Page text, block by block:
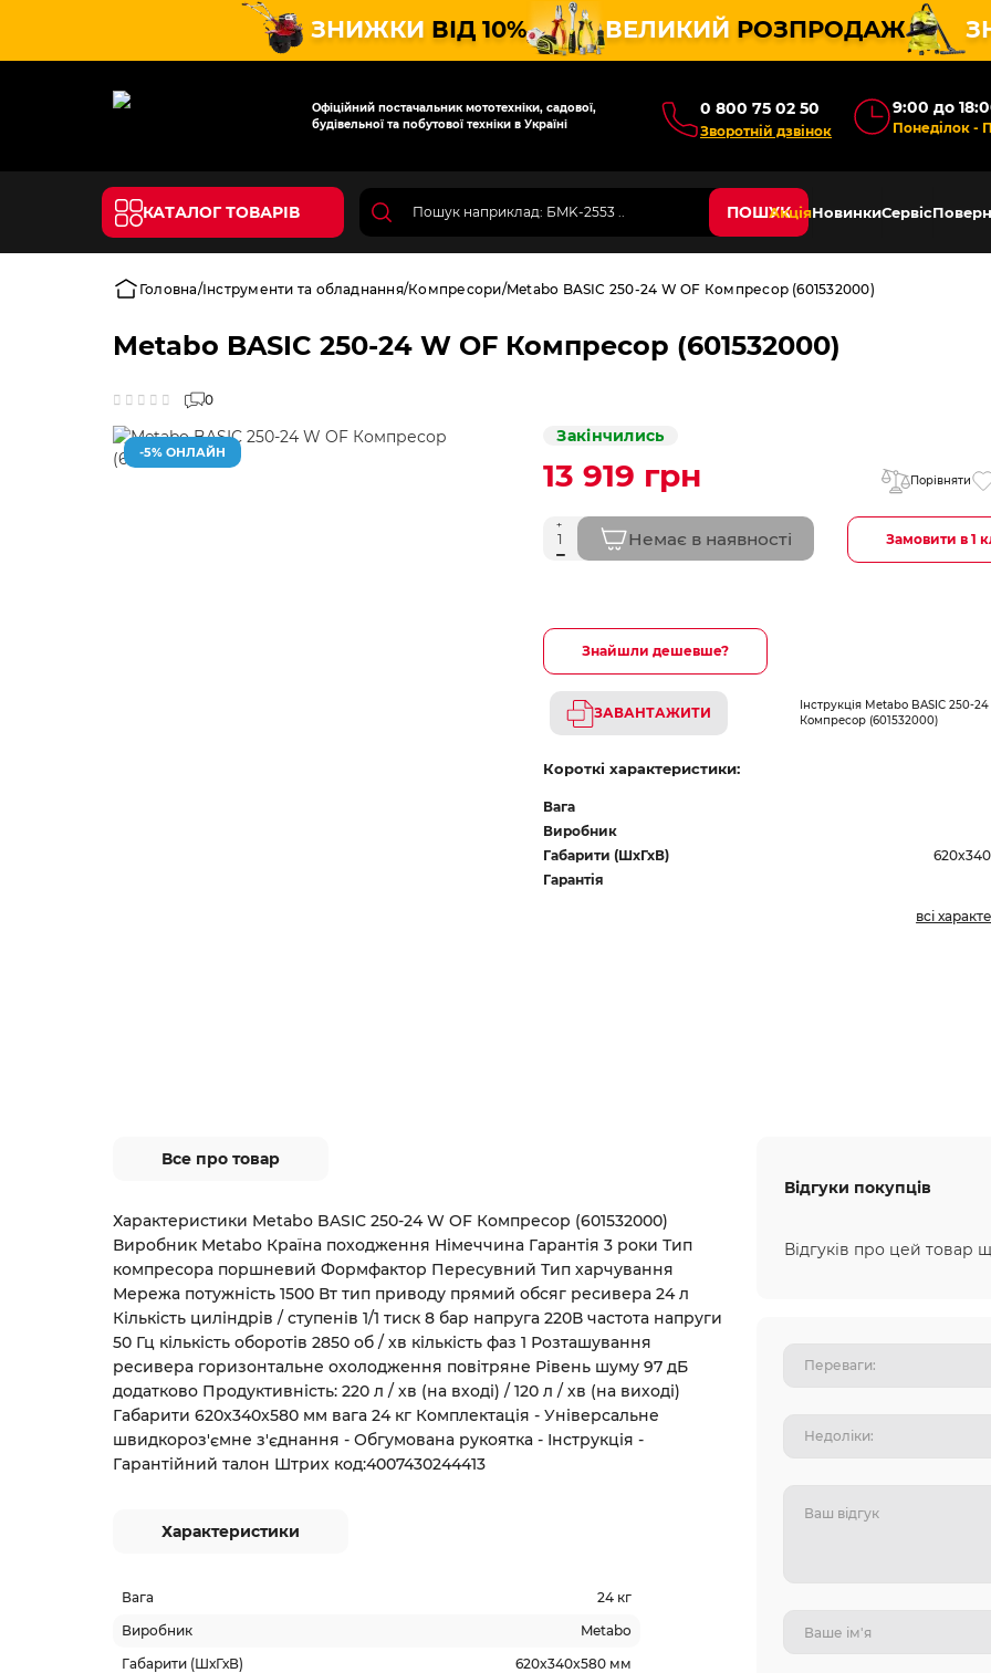
ЗНИЖКИ ВІД 10% ВЕЛИКИЙ РОЗПРОДАЖ
Офіційний постачальник мототехніки, садової,
будівельної та побутової техніки в Україні
0 800 75 02 50
Зворотній дзвінок
9:00 до
Понеділок -
КАТАЛОГ ТОВАРІВ ПОШУКАкціяНовинкиСервіс
Головна Інструменти та обладнання Компресори Metabo BASIC 250-24 W OF Компресор (601532000)
Metabo BASIC 250-24 W OF Компресор (601532000)
0
-5% ОНЛАЙН
Закінчились
13 919 грн Порівняти
Немає в наявності Замовити в 1
Знайшли дешевше?
ЗАВАНТАЖИТИ
Інструкція Metabo BASIC 250-
Компресор (601532000)
Короткі характеристики:
Вага
Виробник
Габарити (ШхГхВ)
Гарантія
всі
Все про товар
Характеристики Metabo BASIC 250-24 W OF Компресор (601532000)
Виробник Metabo Країна походження Німеччина Гарантія 3 роки Тип
компресора поршневий Формфактор Пересувний Тип харчування
Мережа потужність 1500 Вт тип приводу прямий обсяг ресивера 24 л
Кількість циліндрів / ступенів 1/1 тиск 8 бар напруга 220В частота напруги
50 Гц кількість оборотів 2850 об / хв кількість фаз 1 Розташування
ресивера горизонтальне охолодження повітряне Рівень шуму 97 дБ
додатково Продуктивність: 220 л / хв (на вході) / 120 л / хв (на виході)
Габарити 620x340x580 мм вага 24 кг Комплектація - Універсальне
швидкороз'ємне з'єднання - Обгумована рукоятка - Інструкція -
Гарантійний талон Штрих код:4007430244413
Характеристики
Вага
24 кг
Виробник
Metabo
Габарити (ШхГхВ)
620x340x580 мм
Відгуки покупців
Відгуків про цей товар